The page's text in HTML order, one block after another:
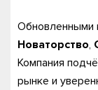
Обновленными
Новаторство,
Компания
рынке и